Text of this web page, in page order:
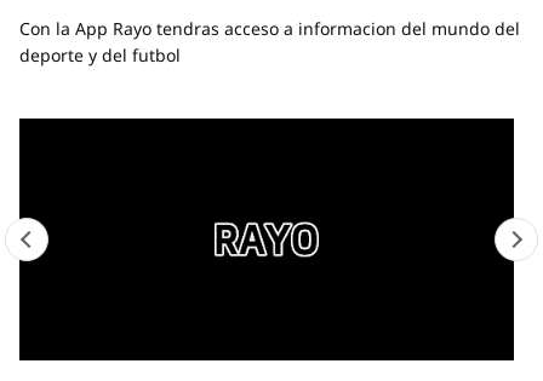
Con la App Rayo tendras acceso a informacion del mundo del
deporte y del futbol